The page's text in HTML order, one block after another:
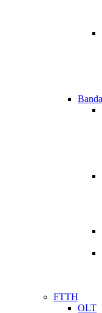
FTTH
OLT